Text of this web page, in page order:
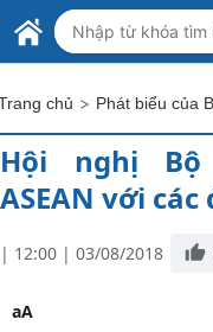
Skip to Main Content
BỘ NGOẠI GIAO
MINISTRY OF
chủ > Phát biểu của
Hội nghị
ASEAN với các
| 12:00 | 03/08/2018
aA